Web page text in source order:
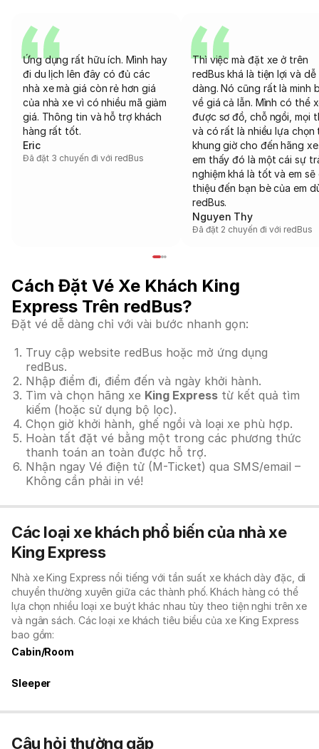
Ứng dụng rất hữu ích. Mình hay
đi du lịch lên đây có đủ các
nhà xe mà giá còn rẻ hơn giá
của nhà xe vì có nhiều mã giảm
giá. Thông tin và hỗ trợ khách
hàng rất tốt.
Eric
Đã đặt 3 chuyến đi với redBus
Thì việc mà đặt xe ở trên
redBus khá là tiện lợi và dễ
dàng. Nó cũng rất là minh
về giá cả lẫn. Mình có thể
được sơ đồ, chỗ ngồi, mọi
và có rất là nhiều lựa chọn
khung giờ cho đến hãng
em thấy đó là một cái sự
nghiệm khá là tốt và em sẽ
thiệu đến bạn bè của em
redBus.
Nguyen Thy
Đã đặt 2 chuyến đi với redBus
Cách Đặt Vé Xe Khách King
Express Trên redBus?
Đặt vé dễ dàng chỉ với vài bước nhanh gọn:
Truy cập website redBus hoặc mở ứng dụng
redBus.
Nhập điểm đi, điểm đến và ngày khởi hành.
Tìm và chọn hãng xe King Express từ kết quả tìm
kiếm (hoặc sử dụng bộ lọc).
Chọn giờ khởi hành, ghế ngồi và loại xe phù hợp.
Hoàn tất đặt vé bằng một trong các phương thức
thanh toán an toàn được hỗ trợ.
Nhận ngay Vé điện tử (M-Ticket) qua SMS/email –
Không cần phải in vé!
Các loại xe khách phổ biến của nhà xe
King Express
Nhà xe King Express nổi tiếng với tần suất xe khách dày đặc, di
chuyển thường xuyên giữa các thành phố. Khách hàng có thể
lựa chọn nhiều loại xe buýt khác nhau tùy theo tiện nghi trên xe
và ngân sách. Các loại xe khách tiêu biểu của xe King Express
bao gồm:
Cabin/Room
Sleeper
Câu hỏi thường gặp